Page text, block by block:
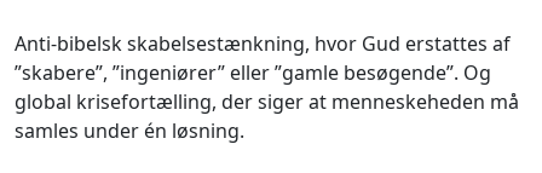
Anti-bibelsk skabelsestænkning, hvor Gud erstattes af
”skabere”, ”ingeniører” eller ”gamle besøgende”. Og
global krisefortælling, der siger at menneskeheden må
samles under én løsning.